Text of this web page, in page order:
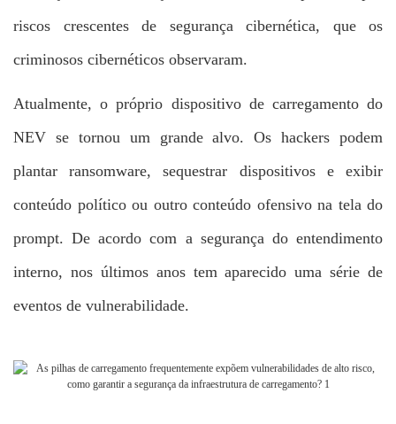
riscos crescentes de segurança cibernética, que os
criminosos cibernéticos observaram.
Atualmente, o próprio dispositivo de carregamento do
NEV se tornou um grande alvo. Os hackers podem
plantar ransomware, sequestrar dispositivos e exibir
conteúdo político ou outro conteúdo ofensivo na tela do
prompt. De acordo com a segurança do entendimento
interno, nos últimos anos tem aparecido uma série de
eventos de vulnerabilidade.